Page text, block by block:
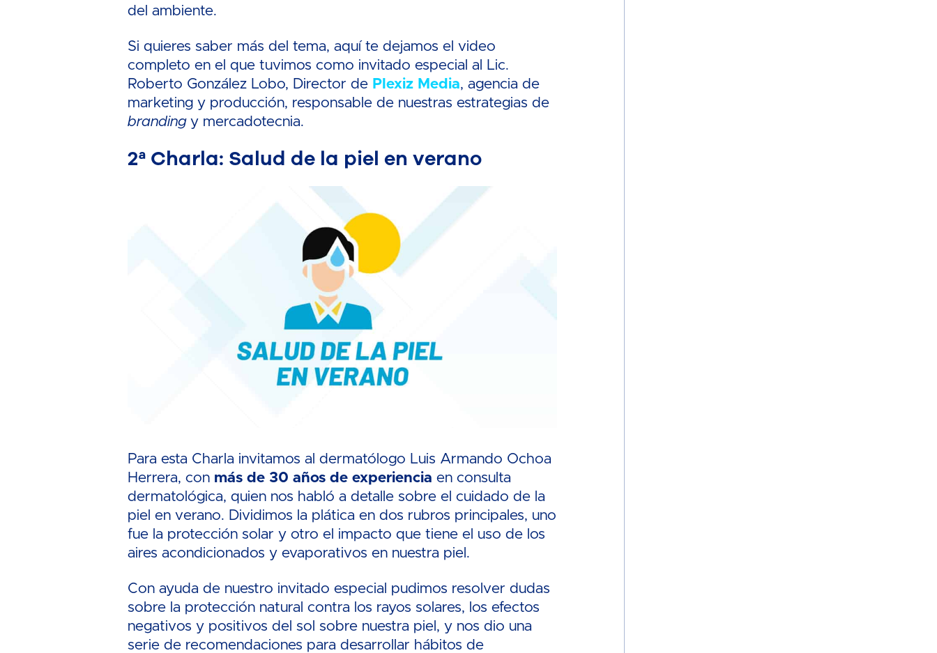
del ambiente.
Si quieres saber más del tema, aquí te dejamos el video
completo en el que tuvimos como invitado especial al Lic.
Roberto González Lobo, Director de Plexiz Media, agencia de
marketing y producción, responsable de nuestras estrategias de
brandingy mercadotecnia.
2ª Charla: Salud de la piel en verano
Para esta Charla invitamos al dermatólogo Luis Armando Ochoa
Herrera, con más de 30 años de experiencia en consulta
dermatológica, quien nos habló a detalle sobre el cuidado de la
piel en verano. Dividimos la plática en dos rubros principales, uno
fue la protección solar y otro el impacto que tiene el uso de los
aires acondicionados y evaporativos en nuestra piel.
Con ayuda de nuestro invitado especial pudimos resolver dudas
sobre la protección natural contra los rayos solares, los efectos
negativos y positivos del sol sobre nuestra piel, y nos dio una
serie de recomendaciones para desarrollar hábitos de